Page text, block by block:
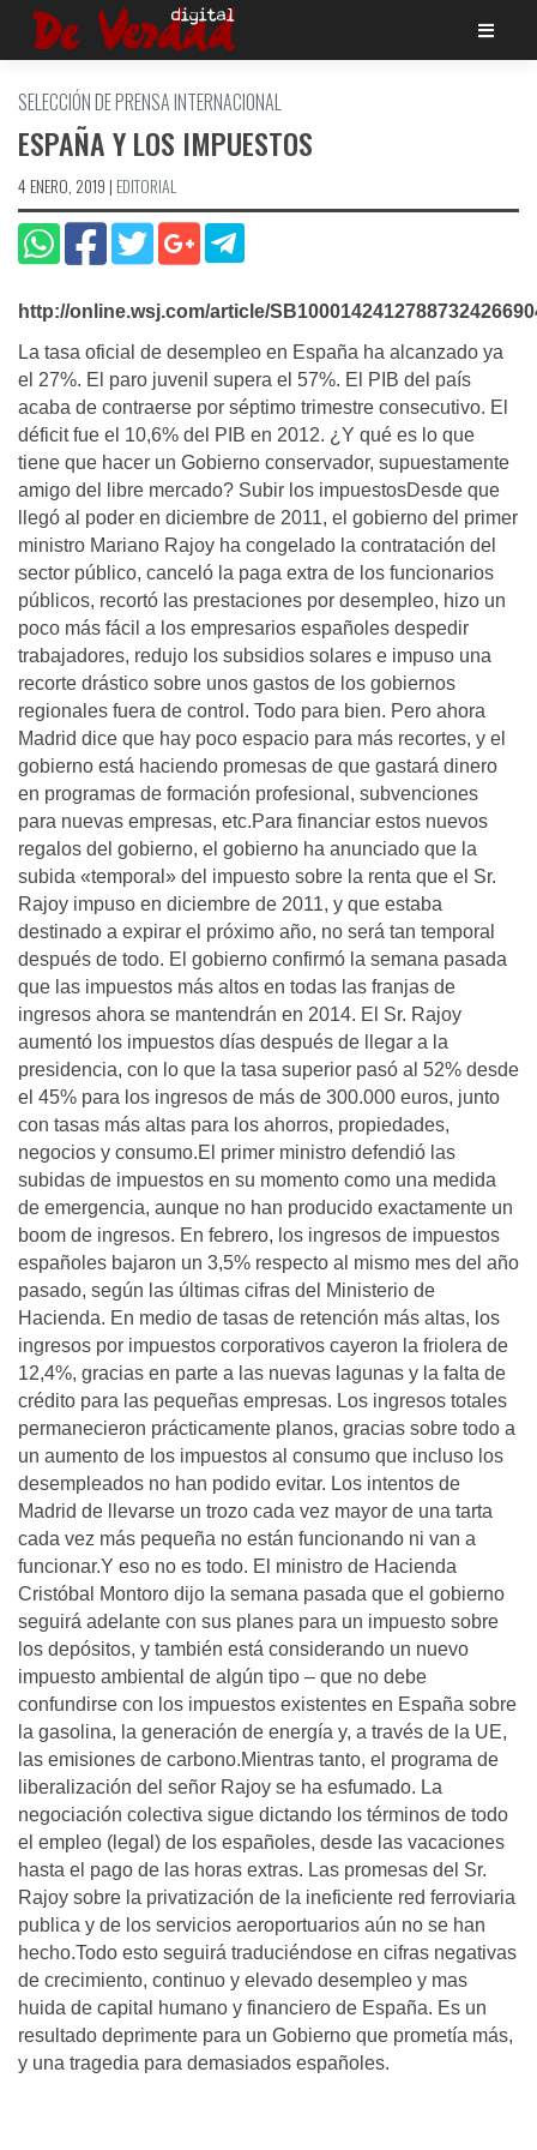
Saltar
SELECCIÓN DE PRENSA INTERNACIONAL
ESPAÑA Y LOS IMPUESTOS
4 ENERO, 2019 | EDITORIAL
http://online.wsj.com/article/
La tasa oficial de desempleo en España ha alcanzado ya
el 27%. El paro juvenil supera el 57%. El PIB del país
acaba de contraerse por séptimo trimestre consecutivo. El
déficit fue el 10,6% del PIB en 2012. ¿Y qué es lo que
tiene que hacer un Gobierno conservador, supuestamente
amigo del libre mercado? Subir los impuestosDesde que
llegó al poder en diciembre de 2011, el gobierno del primer
ministro Mariano Rajoy ha congelado la contratación del
sector público, canceló la paga extra de los funcionarios
públicos, recortó las prestaciones por desempleo, hizo un
poco más fácil a los empresarios españoles despedir
trabajadores, redujo los subsidios solares e impuso una
recorte drástico sobre unos gastos de los gobiernos
regionales fuera de control. Todo para bien. Pero ahora
Madrid dice que hay poco espacio para más recortes, y el
gobierno está haciendo promesas de que gastará dinero
en programas de formación profesional, subvenciones
para nuevas empresas, etc.Para financiar estos nuevos
regalos del gobierno, el gobierno ha anunciado que la
subida «temporal» del impuesto sobre la renta que el Sr.
Rajoy impuso en diciembre de 2011, y que estaba
destinado a expirar el próximo año, no será tan temporal
después de todo. El gobierno confirmó la semana pasada
que las impuestos más altos en todas las franjas de
ingresos ahora se mantendrán en 2014. El Sr. Rajoy
aumentó los impuestos días después de llegar a la
presidencia, con lo que la tasa superior pasó al 52% desde
el 45% para los ingresos de más de 300.000 euros, junto
con tasas más altas para los ahorros, propiedades,
negocios y consumo.El primer ministro defendió las
subidas de impuestos en su momento como una medida
de emergencia, aunque no han producido exactamente un
boom de ingresos. En febrero, los ingresos de impuestos
españoles bajaron un 3,5% respecto al mismo mes del año
pasado, según las últimas cifras del Ministerio de
Hacienda. En medio de tasas de retención más altas, los
ingresos por impuestos corporativos cayeron la friolera de
12,4%, gracias en parte a las nuevas lagunas y la falta de
crédito para las pequeñas empresas. Los ingresos totales
permanecieron prácticamente planos, gracias sobre todo a
un aumento de los impuestos al consumo que incluso los
desempleados no han podido evitar. Los intentos de
Madrid de llevarse un trozo cada vez mayor de una tarta
cada vez más pequeña no están funcionando ni van a
funcionar.Y eso no es todo. El ministro de Hacienda
Cristóbal Montoro dijo la semana pasada que el gobierno
seguirá adelante con sus planes para un impuesto sobre
los depósitos, y también está considerando un nuevo
impuesto ambiental de algún tipo – que no debe
confundirse con los impuestos existentes en España sobre
la gasolina, la generación de energía y, a través de la UE,
las emisiones de carbono.Mientras tanto, el programa de
liberalización del señor Rajoy se ha esfumado. La
negociación colectiva sigue dictando los términos de todo
el empleo (legal) de los españoles, desde las vacaciones
hasta el pago de las horas extras. Las promesas del Sr.
Rajoy sobre la privatización de la ineficiente red ferroviaria
publica y de los servicios aeroportuarios aún no se han
hecho.Todo esto seguirá traduciéndose en cifras negativas
de crecimiento, continuo y elevado desempleo y mas
huida de capital humano y financiero de España. Es un
resultado deprimente para un Gobierno que prometía más,
y una tragedia para demasiados españoles.